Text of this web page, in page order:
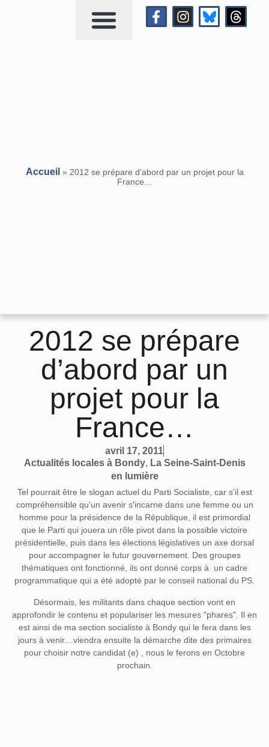
Accueil » 2012 se prépare d’abord par un projet pour la
France…
2012 se prépare
d’abord par un
projet pour la
France…
avril 17, 2011
Actualités locales à Bondy, La Seine-Saint-Denis
en lumière
Tel pourrait être le slogan actuel du Parti Socialiste, car s'il est
compréhensible qu'un avenir s'incarne dans une femme ou un
homme pour la présidence de la République, il est primordial
que le Parti qui jouera un rôle pivot dans la possible victoire
présidentielle, puis dans les élections législatives un axe dorsal
pour accompagner le futur gouvernement. Des groupes
thématiques ont fonctionné, ils ont donné corps à un cadre
programmatique qui a été adopté par le conseil national du PS.
Désormais, les militants dans chaque section vont en
approfondir le contenu et populariser les mesures "phares". Il en
est ainsi de ma section socialiste à Bondy qui le fera dans les
jours à venir…viendra ensuite la démarche dite des primaires
pour choisir notre candidat (e) , nous le ferons en Octobre
prochain.